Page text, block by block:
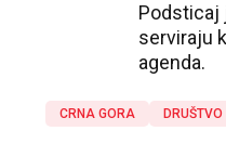
Podsticaj
serviraju
agenda.
CRNA GORA DRUŠTVO